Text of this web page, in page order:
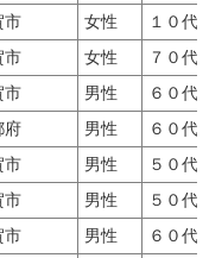
市 女性
１０代
市 女性
７０代
市 男性
６０代
府 男性
６０代
市 男性
５０代
市 男性
５０代
市 男性
６０代